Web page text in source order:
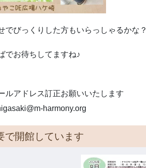
でびっくりした方もいらっしゃるかな？
でお待ちしてますね♪
ルアドレス訂正お願いいたします
harmony.org
で開館しています